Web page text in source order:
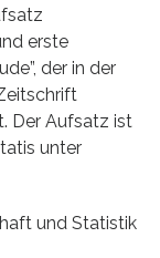
erste
der in der
Der Aufsatz ist
unter
und Statistik